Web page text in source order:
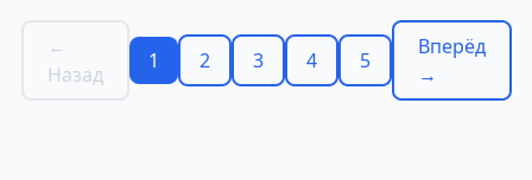
←
Назад
1 2 3 4 5
Вперёд
→